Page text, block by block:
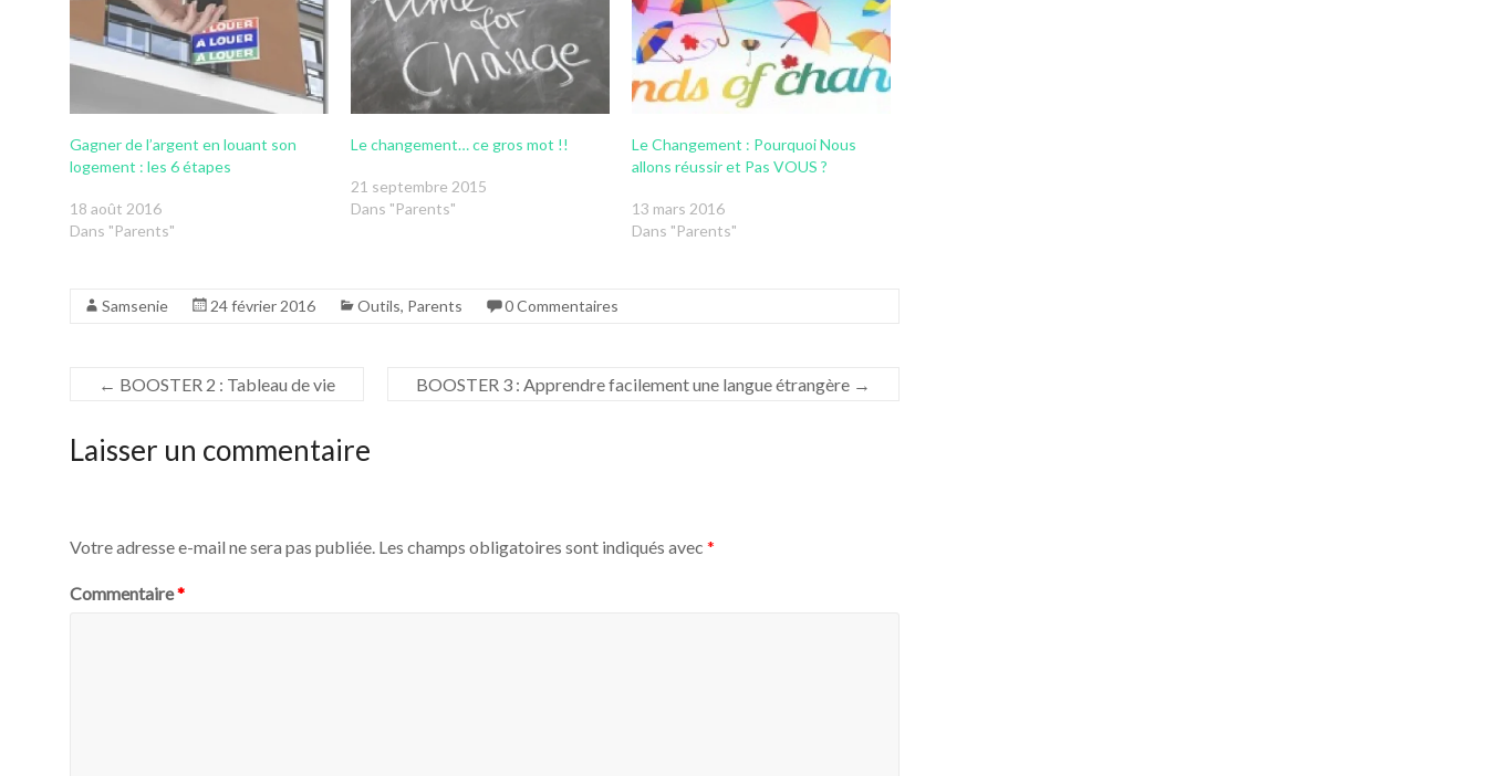
Gagner de l’argent en louant son
logement : les 6 étapes
18 août 2016
Dans "Parents"
Le changement… ce gros mot !!
21 septembre 2015
Dans "Parents"
Le Changement : Pourquoi Nous
allons réussir et Pas VOUS ?
13 mars 2016
Dans "Parents"
Samsenie 24 février 2016 Outils, Parents 0 Commentaires
← BOOSTER 2 : Tableau de vie BOOSTER 3 : Apprendre facilement une langue étrangère →
Laisser un commentaire
Votre adresse e-mail ne sera pas publiée. Les champs obligatoires sont indiqués avec *
Commentaire*